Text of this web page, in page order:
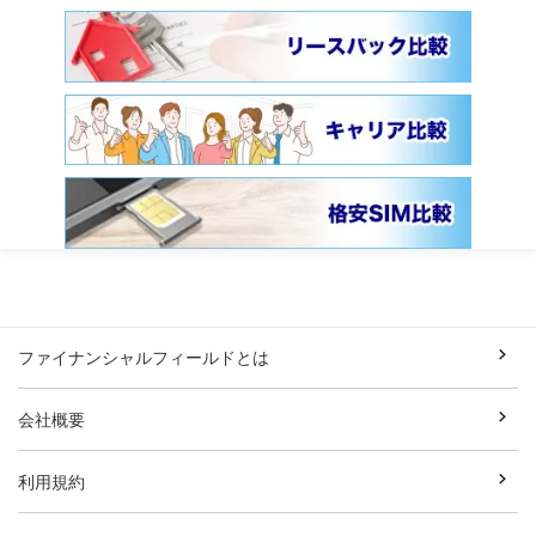
ファイナンシャルフィールドとは
会社概要
利用規約